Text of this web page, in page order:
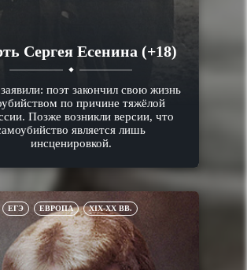
Сергея Есенина (+18)
поэт закончил свою жизнь
по причине тяжёлой
Позже возникли версии, что
является лишь
инсценировкой.
ЕГЭ ЕВРОПА XIX-XX ВВ.